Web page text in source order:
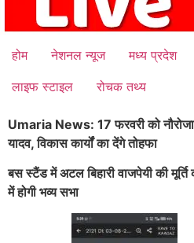
होम नेशनल न्यूज मध्य प्रदेश
लाइफ स्टाइल
रोचक तथ्य
Umaria News: 17 फरवरी को
यादव, विकास कार्यों का देंगे तोहफा
बस स्टैंड में अटल बिहारी वाजपेयी की
में होगी भव्य सभा